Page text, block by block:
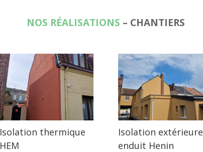
NOS RÉALISATIONS – CHANTIERS
Isolation thermique
HEM
Isolation extérieure
enduit Henin